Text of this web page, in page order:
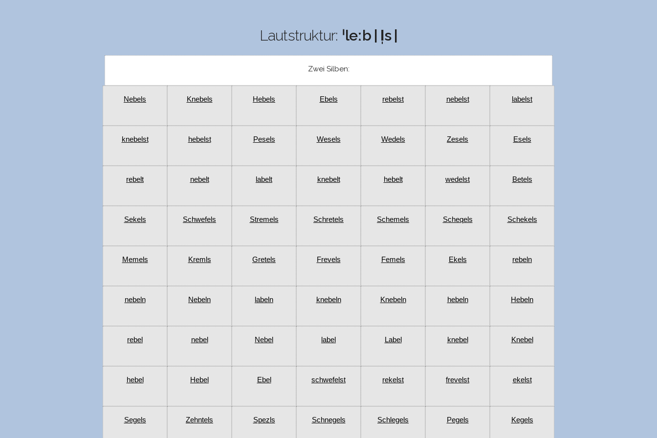
Lautstruktur: ˈleːb | l̩s |
Zwei Silben:
Nebels Knebels Hebels Ebels rebelst nebelst labelst
knebelst hebelst Pesels Wesels Wedels Zesels Esels
rebelt nebelt labelt knebelt hebelt wedelst Betels
Sekels Schwefels Stremels Schretels Schemels Scheqels Schekels
Memels Kremls Gretels Frevels Femels Ekels rebeln
nebeln Nebeln labeln knebeln Knebeln hebeln Hebeln
rebel nebel Nebel label Label knebel Knebel
hebel Hebel Ebel schwefelst rekelst frevelst ekelst
Segels Zehntels Spezls Schnegels Schlegels Pegels Kegels